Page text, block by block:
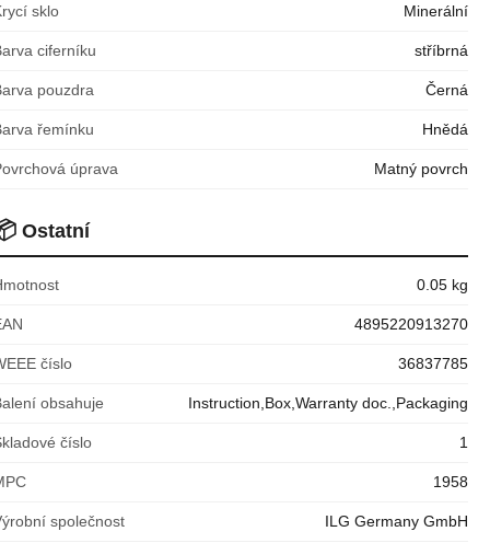
sklo Minerální
ciferníku stříbrná
pouzdra Černá
řemínku Hnědá
úprava Matný povrch
Ostatní
0.05 kg
4895220913270
číslo 36837785
obsahuje Instruction,Box,Warranty doc.,Packaging
číslo 1
1958
společnost ILG Germany GmbH